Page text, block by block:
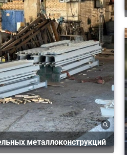
металлоконструкций